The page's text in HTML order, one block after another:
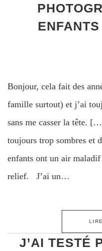
Bonjour, cela fait des
famille surtout) et j’ai
sans me casser la tête.
toujours trop sombres et
enfants ont un air
relief. J’ai un…
J’AI TESTÉ